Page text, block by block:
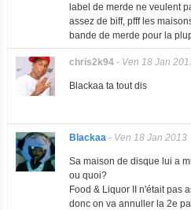
label de merde ne veulent
assez de biff, pfff les
bande de merde pour la
chris2k94- Ven 18 Jan
Blackaa ta tout dis
Blackaa- Ven 18 Jan 2013
Sa maison de disque lui a
ou quoi?
Food & Liquor II n'était pas
donc on va annuller la 2e